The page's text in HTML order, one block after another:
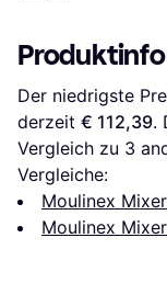
Der niedrigste
derzeit € 112,39.
Vergleich zu 3
Vergleiche:
Moulinex Mixer
Moulinex